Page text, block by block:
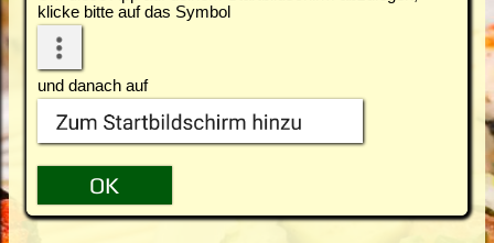
klicke bitte auf das Symbol
und danach auf